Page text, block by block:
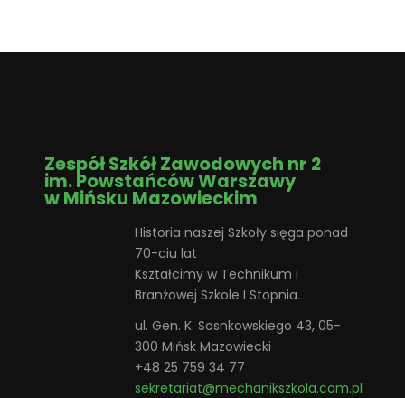
Zespół Szkół Zawodowych nr 2
im. Powstańców Warszawy
w Mińsku Mazowieckim
Historia naszej Szkoły sięga ponad
70-ciu lat
Kształcimy w Technikum i
Branżowej Szkole I Stopnia.
ul. Gen. K. Sosnkowskiego 43, 05-
300 Mińsk Mazowiecki
+48 25 759 34 77
sekretariat@mechanikszkola.com.pl